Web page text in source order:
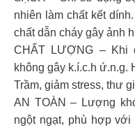
nhiên làm chất kết
chất dẫn cháy gây ảnh
CHẤT LƯỢNG – Khi
không gây k.í.c.h
Trầm, giảm stress, thư
AN TOÀN – Lượng
ngột ngạt, phù hợp